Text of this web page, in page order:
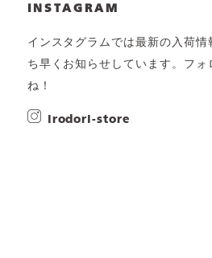
INSTAGRAM
インスタグラムでは最新の入荷
ち早くお知らせしています。フ
ね！
irodori-store